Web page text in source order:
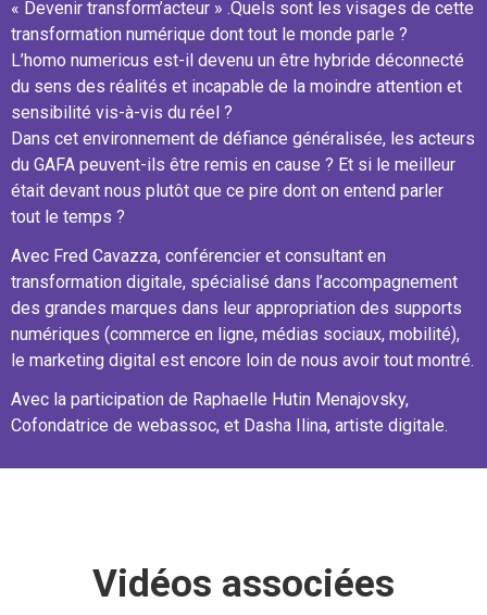
« Devenir transform’acteur » .Quels sont les visages de cette
transformation numérique dont tout le monde parle ?
L’homo numericus est-il devenu un être hybride déconnecté
du sens des réalités et incapable de la moindre attention et
sensibilité vis-à-vis du réel ?
Dans cet environnement de défiance généralisée, les acteurs
du GAFA peuvent-ils être remis en cause ? Et si le meilleur
était devant nous plutôt que ce pire dont on entend parler
tout le temps ?
Avec Fred Cavazza, conférencier et consultant en
transformation digitale, spécialisé dans l’accompagnement
des grandes marques dans leur appropriation des supports
numériques (commerce en ligne, médias sociaux, mobilité),
le marketing digital est encore loin de nous avoir tout montré.
Avec la participation de Raphaelle Hutin Menajovsky,
Cofondatrice de webassoc, et Dasha Ilina, artiste digitale.
Vidéos associées